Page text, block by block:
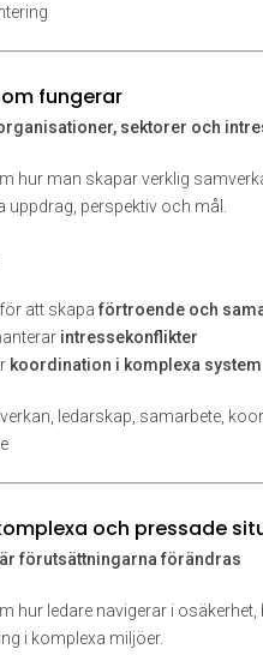
fungerar
sektorer och
hur man skapar verklig
uppdrag, perspektiv och mål.
att skapaförtroende och
intressekonflikter
koordination i komplexa system
ledarskap, samarbete,
och pressade
förutsättningarna förändras
hur ledare navigerar i osäkerhet,
i komplexa miljöer.